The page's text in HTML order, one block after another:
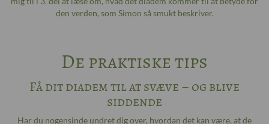
den verden, som Simon så smukt beskriver.
De praktiske tips
Få dit diadem til at svæve – og blive
siddende
Har du nogensinde undret dig over, hvordan det kan være, at de